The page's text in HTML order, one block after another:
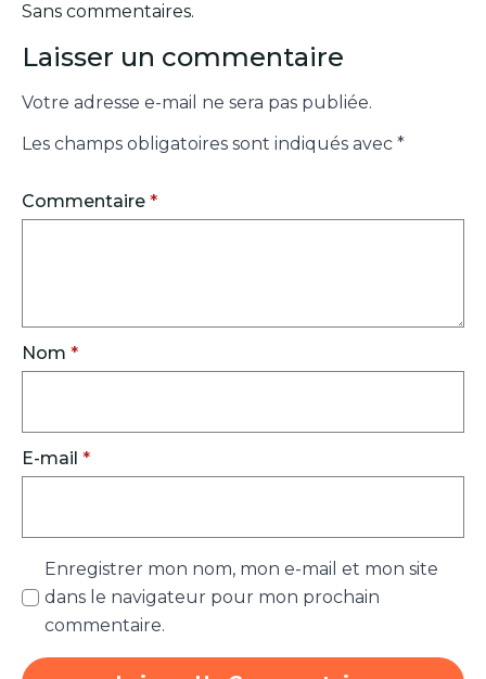
Sans commentaires.
Laisser un commentaire
Votre adresse e-mail ne sera pas publiée.
Les champs obligatoires sont indiqués avec *
Commentaire *
Nom *
E-mail *
Enregistrer mon nom, mon e-mail et mon site
dans le navigateur pour mon prochain
commentaire.